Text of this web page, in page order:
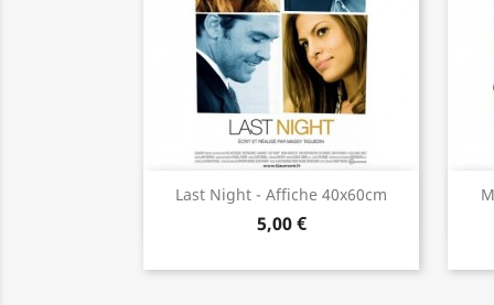
Last Night - Affiche 40x60cm
5,00 €
Aperçu rapide